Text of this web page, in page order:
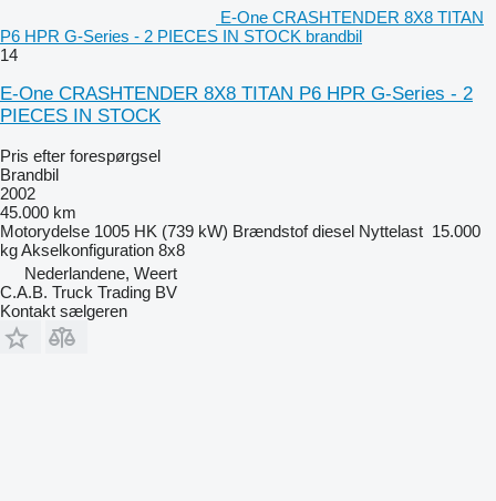
E-One CRASHTENDER 8X8 TITAN
P6 HPR G-Series - 2 PIECES IN STOCK brandbil
14
E-One CRASHTENDER 8X8 TITAN P6 HPR G-Series - 2
PIECES IN STOCK
Pris efter forespørgsel
Brandbil
2002
45.000 km
Motorydelse 1005 HK (739 kW) Brændstof diesel Nyttelast 15.000
kgAkselkonfiguration 8x8
Nederlandene, Weert
C.A.B. Truck Trading BV
Kontakt sælgeren